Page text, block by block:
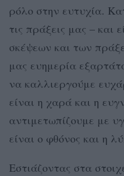
ρόλο στην ευτυχία.
τις πράξεις μας – και
σκέψεων και των
μας ευημερία
να καλλιεργούμε
είναι η χαρά και η
αντιμετωπίζουμε με
είναι ο φθόνος και η
Εστιάζοντας στα